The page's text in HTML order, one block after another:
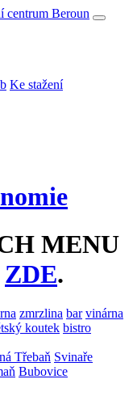
Ke stažení
MENU
ZDE.
zmrzlina bar vinárna
koutek bistro
Třebaň Svinaře
Bubovice